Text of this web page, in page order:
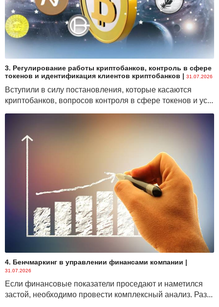
3. Регулирование работы криптобанков, контроль в сфере
токенов и идентификация клиентов криптобанков | 31.07.2026
Вступили в силу постановления, которые касаются
криптобанков, вопросов контроля в сфере токенов и ус...
4. Бенчмаркинг в управлении финансами компании |
31.07.2026
Если финансовые показатели проседают и наметился
застой, необходимо провести комплексный анализ. Раз...